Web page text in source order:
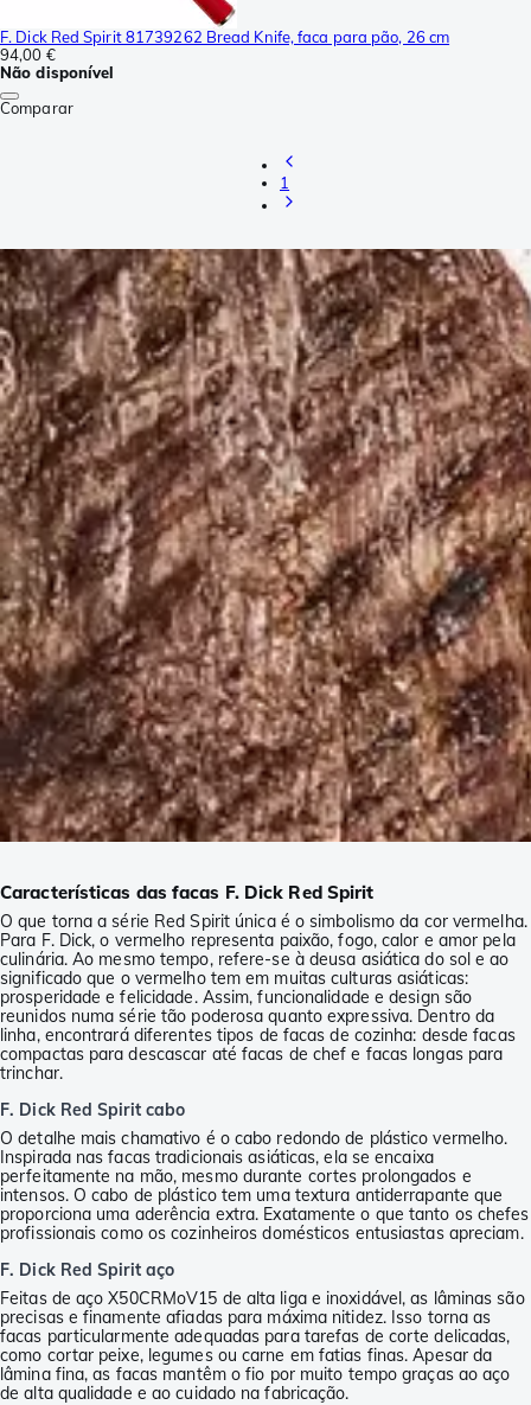
F. Dick Red Spirit 81739262 Bread Knife, faca para pão, 26 cm
94,00 €
Não disponível
Comparar
1
Características das facas F. Dick Red Spirit
O que torna a série Red Spirit única é o simbolismo da cor vermelha.
Para F. Dick, o vermelho representa paixão, fogo, calor e amor pela
culinária. Ao mesmo tempo, refere-se à deusa asiática do sol e ao
significado que o vermelho tem em muitas culturas asiáticas:
prosperidade e felicidade. Assim, funcionalidade e design são
reunidos numa série tão poderosa quanto expressiva. Dentro da
linha, encontrará diferentes tipos de facas de cozinha: desde facas
compactas para descascar até facas de chef e facas longas para
trinchar.
F. Dick Red Spirit cabo
O detalhe mais chamativo é o cabo redondo de plástico vermelho.
Inspirada nas facas tradicionais asiáticas, ela se encaixa
perfeitamente na mão, mesmo durante cortes prolongados e
intensos. O cabo de plástico tem uma textura antiderrapante que
proporciona uma aderência extra. Exatamente o que tanto os chefes
profissionais como os cozinheiros domésticos entusiastas apreciam.
F. Dick Red Spirit aço
Feitas de aço X50CRMoV15 de alta liga e inoxidável, as lâminas são
precisas e finamente afiadas para máxima nitidez. Isso torna as
facas particularmente adequadas para tarefas de corte delicadas,
como cortar peixe, legumes ou carne em fatias finas. Apesar da
lâmina fina, as facas mantêm o fio por muito tempo graças ao aço
de alta qualidade e ao cuidado na fabricação.